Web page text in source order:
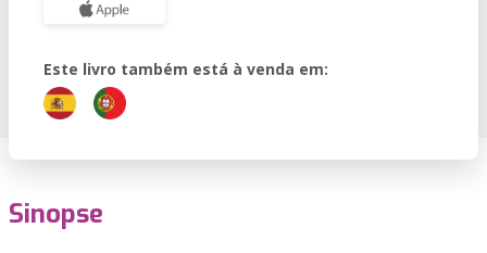
Este livro também está à venda em:
Sinopse